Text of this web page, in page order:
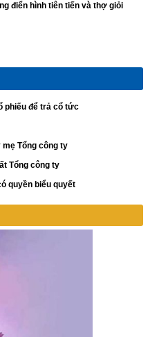
điển hình tiên tiến và thợ giỏi
phiếu để trả cổ tức
mẹ Tổng công ty
Tổng công ty
quyền biểu quyết